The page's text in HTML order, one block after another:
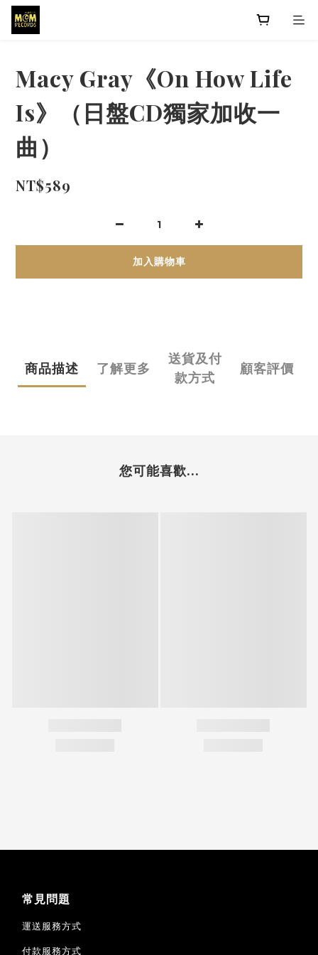
Macy Gray《On How Life
Is》（日盤CD獨家加收一
曲）
NT$589
加入購物車
商品描述 了解更多
送貨及付
款方式
顧客評價
您可能喜歡...
常見問題
運送服務方式
付款服務方式